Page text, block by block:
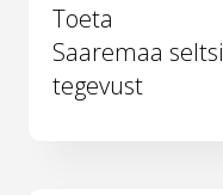
Toeta
Saaremaa seltsi
tegevust